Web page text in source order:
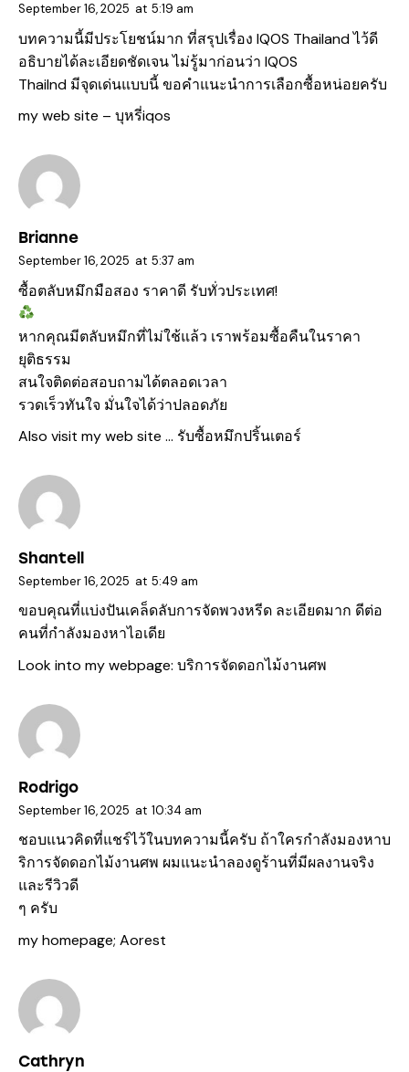
September 16, 2025 at 5:19 am
บทความนี้มีประโยชน์มาก ที่สรุปเรื่อง IQOS Thailand ไว้ดี
อธิบายได้ละเอียดชัดเจน ไม่รู้มาก่อนว่า IQOS
Thailnd มีจุดเด่นแบบนี้ ขอคำแนะนำการเลือกซื้อหน่อยครับ
my web site – บุหรี่iqos
Brianne
September 16, 2025 at 5:37 am
ซื้อตลับหมึกมือสอง ราคาดี รับทั่วประเทศ!
หากคุณมีตลับหมึกที่ไม่ใช้แล้ว เราพร้อมซื้อคืนในราคา
ยุติธรรม
สนใจติดต่อสอบถามได้ตลอดเวลา
รวดเร็วทันใจ มั่นใจได้ว่าปลอดภัย
Also visit my web site … รับซื้อหมึกปริ้นเตอร์
Shantell
September 16, 2025 at 5:49 am
ขอบคุณที่แบ่งปันเคล็ดลับการจัดพวงหรีด ละเอียดมาก ดีต่อ
คนที่กำลังมองหาไอเดีย
Look into my webpage: บริการจัดดอกไม้งานศพ
Rodrigo
September 16, 2025 at 10:34 am
ชอบแนวคิดที่แชร์ไว้ในบทความนี้ครับ ถ้าใครกำลังมองหาบ
ริการจัดดอกไม้งานศพ ผมแนะนำลองดูร้านที่มีผลงานจริง
และรีวิวดี
ๆ ครับ
my homepage; Aorest
Cathryn